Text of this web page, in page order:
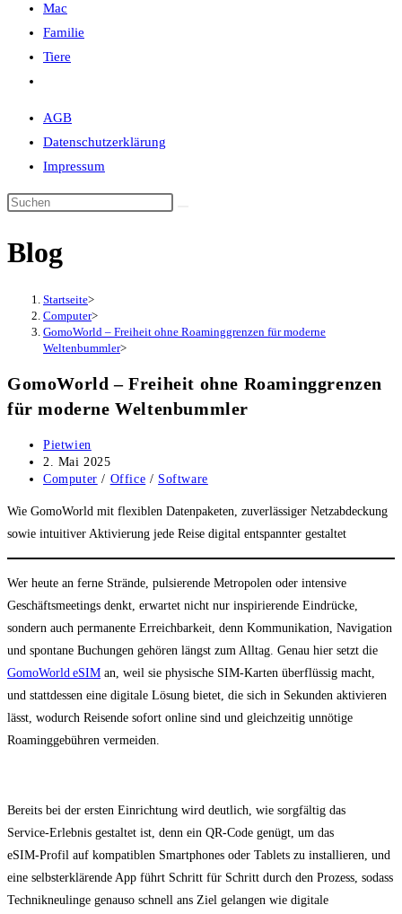
Mac
Familie
Tiere
umschalten
AGB
Datenschutzerklärung
Impressum
Blog
Startseite>
Computer>
GomoWorld – Freiheit ohne Roaminggrenzen für moderne
Weltenbummler>
GomoWorld – Freiheit ohne Roaminggrenzen
für moderne Weltenbummler
Beitrags-
Autor:
Pietwien
Beitrag
veröffentlicht:
2. Mai 2025
Beitrags-
Computer / Office / Software
Wie GomoWorld mit flexiblen Datenpaketen, zuverlässiger Netzabdeckung
sowie intuitiver Aktivierung jede Reise digital entspannter gestaltet
Wer heute an ferne Strände, pulsierende Metropolen oder intensive
Geschäftsmeetings denkt, erwartet nicht nur inspirierende Eindrücke,
sondern auch permanente Erreichbarkeit, denn Kommunikation, Navigation
und spontane Buchungen gehören längst zum Alltag. Genau hier setzt die
GomoWorld eSIM an, weil sie physische SIM‑Karten überflüssig macht,
und stattdessen eine digitale Lösung bietet, die sich in Sekunden aktivieren
lässt, wodurch Reisende sofort online sind und gleichzeitig unnötige
Roaminggebühren vermeiden.
Bereits bei der ersten Einrichtung wird deutlich, wie sorgfältig das
Service‑Erlebnis gestaltet ist, denn ein QR‑Code genügt, um das
eSIM‑Profil auf kompatiblen Smartphones oder Tablets zu installieren, und
eine selbsterklärende App führt Schritt für Schritt durch den Prozess, sodass
Technikneulinge genauso schnell ans Ziel gelangen wie digitale